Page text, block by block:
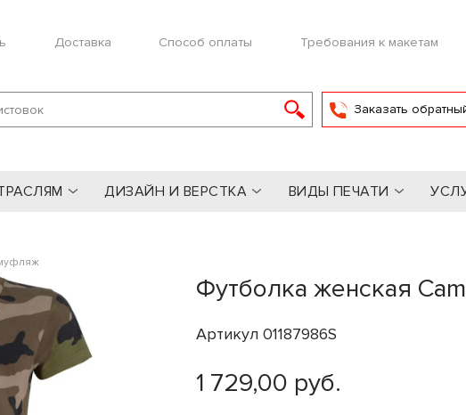
Доставка Способ оплаты Требования к макетам
Заказать
ДИЗАЙН И ВЕРСТКА ВИДЫ ПЕЧАТИ
Футболка женская
Артикул 01187986S
1 729,00 руб.